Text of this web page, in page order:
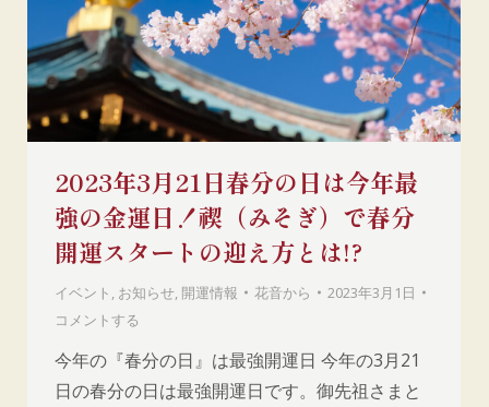
2023年3月21日春分の日は今年最
強の金運日！禊（みそぎ）で春分
開運スタートの迎え方とは!?
イベント , お知らせ, 開運情報 花音から
2023年3月1日
コメントする
今年の『春分の日』は最強開運日 今年の3月21
日の春分の日は最強開運日です。御先祖さまと